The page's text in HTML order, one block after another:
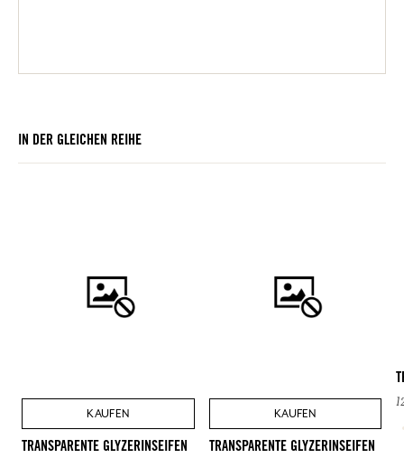
IN DER GLEICHEN REIHE
KAUFEN
TRANSPARENTE GLYZERINSEIFEN
KAUFEN
TRANSPARENTE GLYZERINSEIFEN